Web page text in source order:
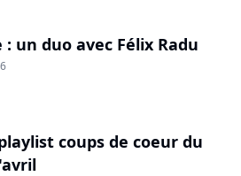
: un duo avec Félix Radu
coups de coeur du